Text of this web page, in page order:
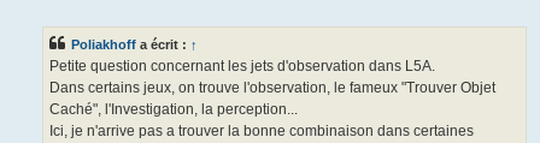
Poliakhoff a écrit : ↑
Petite question concernant les jets d'observation dans L5A.
Dans certains jeux, on trouve l'observation, le fameux "Trouver Objet
Caché", l'Investigation, la perception...
Ici, je n'arrive pas a trouver la bonne combinaison dans certaines